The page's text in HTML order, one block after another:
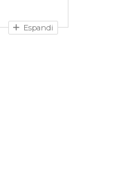
Espandi